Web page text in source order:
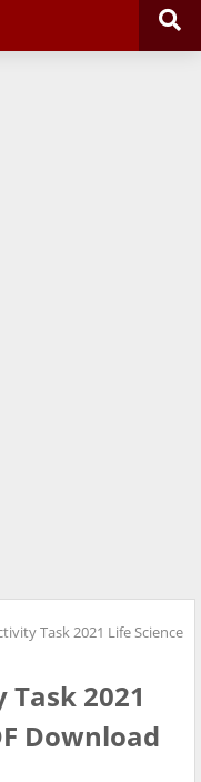
Task 2021 Life Science
2021
Download